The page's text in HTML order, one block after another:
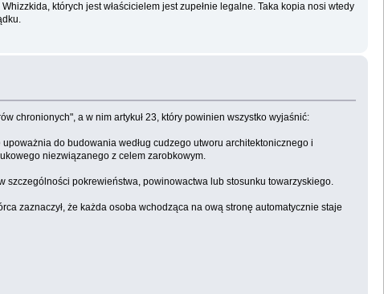
których jest właścicielem jest zupełnie legalne. Taka kopia nosi wtedy
chronionych", a w nim artykuł 23, który powinien wszystko wyjaśnić:
do budowania według cudzego utworu architektonicznego i
niezwiązanego z celem zarobkowym.
pokrewieństwa, powinowactwa lub stosunku towarzyskiego.
zaznaczył, że każda osoba wchodząca na ową stronę automatycznie staje